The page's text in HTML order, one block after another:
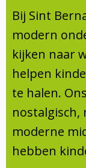
Onderwijs
Centrum
Schooltijden
Absentie
Vakanties
Aanmelden
Ouders
Ouderraad
Formulieren
Contact
Bij Sint
modern
kijken naar
helpen
te halen.
nostalgisch,
moderne
hebben